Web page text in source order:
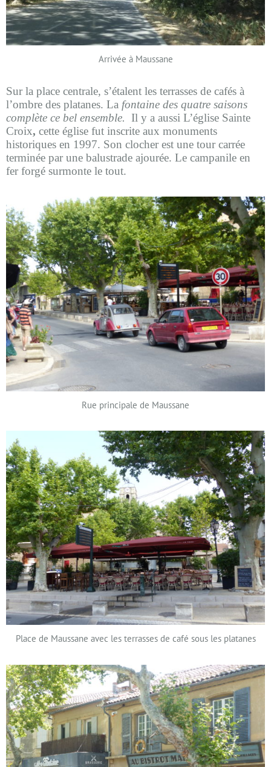
Arrivée à Maussane
Sur la place centrale, s’étalent les terrasses de cafés à
l’ombre des platanes. La fontaine des quatre saisons
complète ce bel ensemble.
Il y a aussi L’église Sainte
Croix, cette église fut inscrite aux monuments
historiques en 1997. Son clocher est une tour carrée
terminée par une balustrade ajourée. Le campanile en
fer forgé surmonte le tout.
Rue principale de Maussane
Place de Maussane avec les terrasses de café sous les platanes